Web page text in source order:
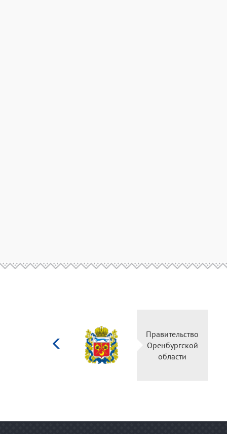
Правительство
Оренбургской
области